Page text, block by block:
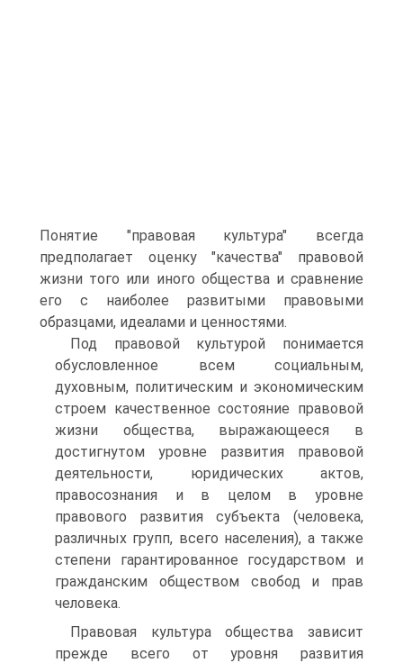
Понятие "правовая культура" всегда
предполагает оценку "качества" правовой
жизни того или иного общества и сравнение
его с наиболее развитыми правовыми
образцами, идеалами и ценностями.
Под правовой культурой понимается
обусловленное всем социальным,
духовным, политическим и экономическим
строем качественное состояние правовой
жизни общества, выражающееся в
достигнутом уровне развития правовой
деятельности, юридических актов,
правосознания и в целом в уровне
правового развития субъекта (человека,
различных групп, всего населения), а также
степени гарантированное государством и
гражданским обществом свобод и прав
человека.
Правовая культура общества зависит
прежде всего от уровня развития